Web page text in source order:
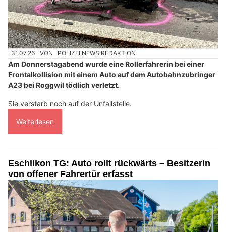
31.07.26 VON POLIZEI.NEWS REDAKTION
Am Donnerstagabend wurde eine Rollerfahrerin bei einer
Frontalkollision mit einem Auto auf dem Autobahnzubringer
A23 bei Roggwil tödlich verletzt.
Sie verstarb noch auf der Unfallstelle.
Weiterlesen
Eschlikon TG: Auto rollt rückwärts – Besitzerin
von offener Fahrertür erfasst